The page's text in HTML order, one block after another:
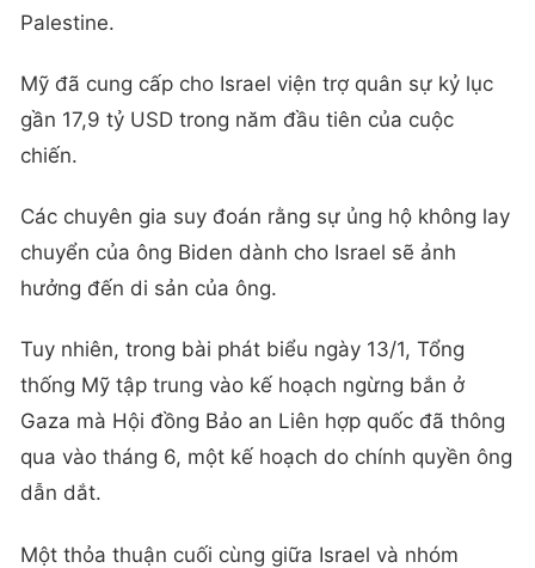
Palestine.
Mỹ đã cung cấp cho Israel viện trợ quân sự kỷ lục
gần 17,9 tỷ USD trong năm đầu tiên của cuộc
chiến.
Các chuyên gia suy đoán rằng sự ủng hộ không lay
chuyển của ông Biden dành cho Israel sẽ ảnh
hưởng đến di sản của ông.
Tuy nhiên, trong bài phát biểu ngày 13/1, Tổng
thống Mỹ tập trung vào kế hoạch ngừng bắn ở
Gaza mà Hội đồng Bảo an Liên hợp quốc đã thông
qua vào tháng 6, một kế hoạch do chính quyền ông
dẫn dắt.
Một thỏa thuận cuối cùng giữa Israel và nhóm